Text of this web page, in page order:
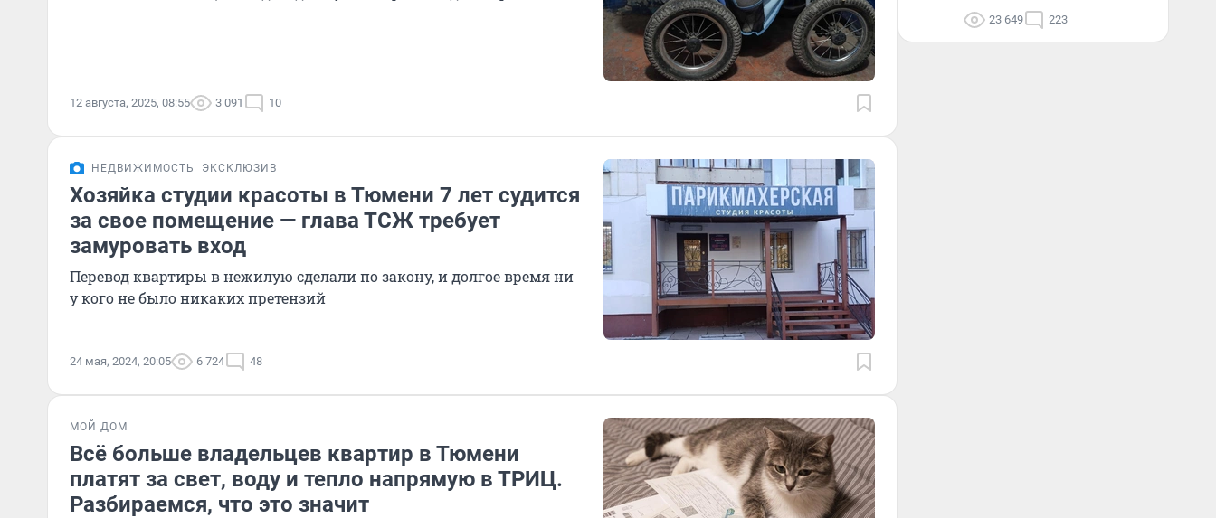
12 августа, 2025, 08:55 3 091 10
НЕДВИЖИМОСТЬ ЭКСКЛЮЗИВ
Хозяйка студии красоты в Тюмени 7 лет судится
за свое помещение — глава ТСЖ требует
замуровать вход
Перевод квартиры в нежилую сделали по закону, и долгое время ни
у кого не было никаких претензий
24 мая, 2024, 20:05 6 724 48
МОЙ ДОМ
Всё больше владельцев квартир в Тюмени
платят за свет, воду и тепло напрямую в ТРИЦ.
Разбираемся, что это значит
23 649 223